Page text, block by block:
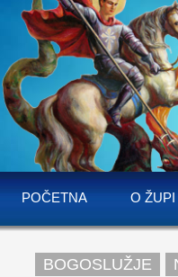
POČETNA O ŽUPI
BOGOSLUŽJE